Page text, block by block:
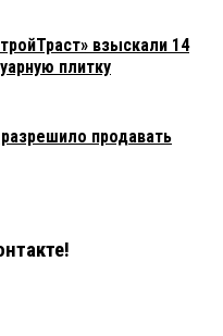
взыскали 14
плитку
продавать